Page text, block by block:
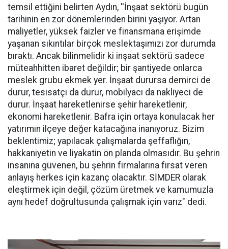
temsil ettiğini belirten Aydın, ''İnşaat sektörü bugün
tarihinin en zor dönemlerinden birini yaşıyor. Artan
maliyetler, yüksek faizler ve finansmana erişimde
yaşanan sıkıntılar birçok meslektaşımızı zor durumda
bıraktı. Ancak bilinmelidir ki inşaat sektörü sadece
müteahhitten ibaret değildir; bir şantiyede onlarca
meslek grubu ekmek yer. İnşaat durursa demirci de
durur, tesisatçı da durur, mobilyacı da nakliyeci de
durur. İnşaat hareketlenirse şehir hareketlenir,
ekonomi hareketlenir. Bafra için ortaya konulacak her
yatırımın ilçeye değer katacağına inanıyoruz. Bizim
beklentimiz; yapılacak çalışmalarda şeffaflığın,
hakkaniyetin ve liyakatin ön planda olmasıdır. Bu şehrin
insanına güvenen, bu şehrin firmalarına fırsat veren
anlayış herkes için kazanç olacaktır. SİMDER olarak
eleştirmek için değil, çözüm üretmek ve kamumuzla
aynı hedef doğrultusunda çalışmak için varız" dedi.